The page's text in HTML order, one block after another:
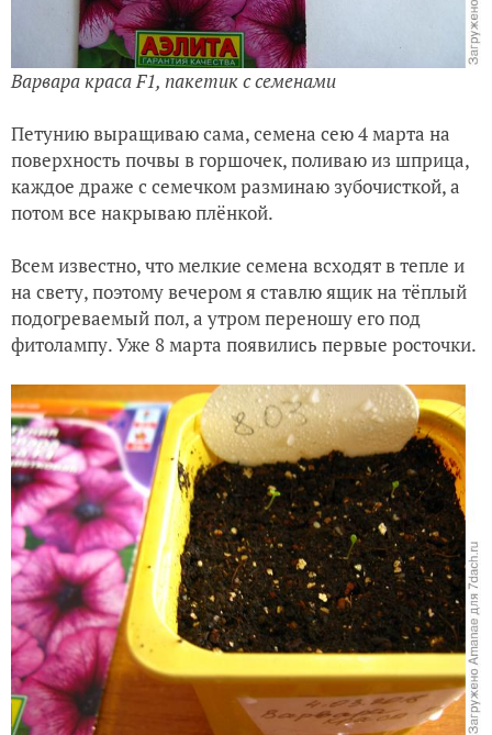
Варвара краса F1, пакетик с семенами
Петунию выращиваю сама, семена сею 4 марта на
поверхность почвы в горшочек, поливаю из шприца,
каждое драже с семечком разминаю зубочисткой, а
потом все накрываю плёнкой.
Всем известно, что мелкие семена всходят в тепле и
на свету, поэтому вечером я ставлю ящик на тёплый
подогреваемый пол, а утром переношу его под
фитолампу. Уже 8 марта появились первые росточки.